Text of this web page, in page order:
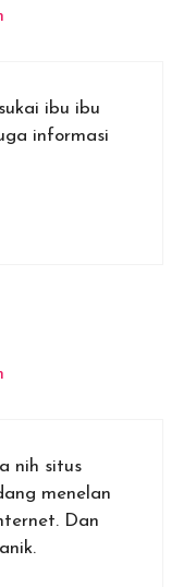
ibu ibu
informasi
nih situs
menelan
Dan